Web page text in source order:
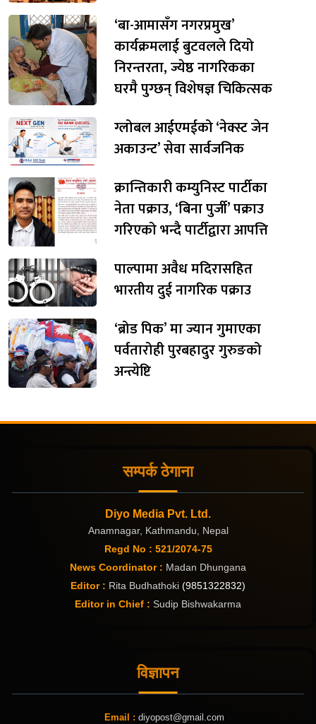
‘बा-आमासँग नगरप्रमुख’
कार्यक्रमलाई बुटवलले दियो
निरन्तरता, ज्येष्ठ नागरिकका
घरमै पुग्छन् विशेषज्ञ चिकित्सक
ग्लोबल आईएमईको ‘नेक्स्ट जेन
अकाउन्ट’ सेवा सार्वजनिक
क्रान्तिकारी कम्युनिस्ट पार्टीका
नेता पक्राउ, ‘बिना पुर्जी’ पक्राउ
गरिएको भन्दै पार्टीद्वारा आपत्ति
पाल्पामा अवैध मदिरासहित
भारतीय दुई नागरिक पक्राउ
‘ब्रोड पिक’ मा ज्यान गुमाएका
पर्वतारोही पुरबहादुर गुरुङको
अन्त्येष्टि
सम्पर्क ठेगाना
Diyo Media Pvt. Ltd.
Anamnagar, Kathmandu, Nepal
Regd No : 521/2074-75
News Coordinator : Madan Dhungana
Editor : Rita Budhathoki (9851322832)
Editor in Chief : Sudip Bishwakarma
विज्ञापन
Email : diyopost@gmail.com